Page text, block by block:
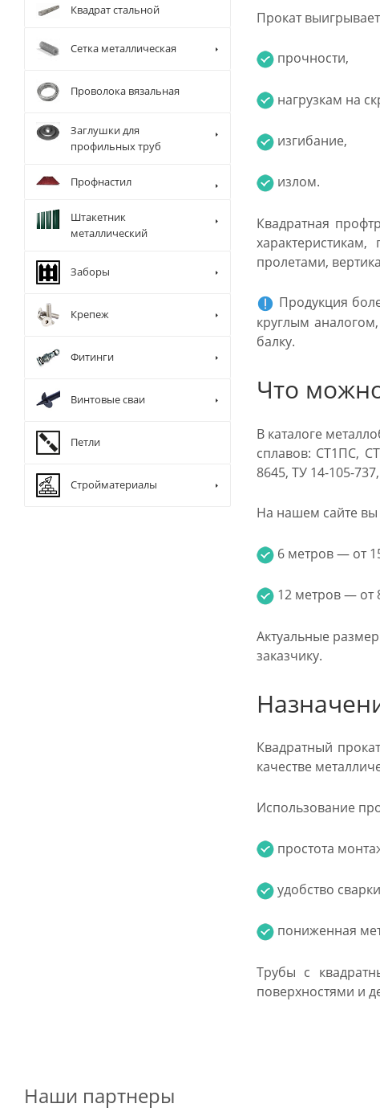
Прокат
прочности,
нагрузкам на
изгибание,
излом.
Квадратная
пролетами,
Продукция
круглым
балку.
Что
В каталоге
сплавов: СТ1ПС,
8645, ТУ 14-105-
На нашем сайте вы
6 метров — от
12 метров — от
Актуальные
заказчику.
Квадратный
качестве
Использование
простота
удобство
пониженная
Трубы с
поверхностями и
Квадрат стальной
Сетка металлическая
Проволока вязальная
Заглушки для
профильных труб
Профнастил
Штакетник
металлический
Заборы
Крепеж
Фитинги
Винтовые сваи
Петли
Стройматериалы
Наши партнеры